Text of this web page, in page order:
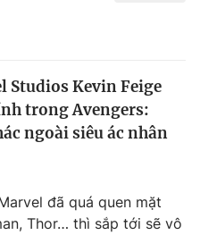
Studios Kevin Feige
trong Avengers:
ngoài siêu ác nhân
đã quá quen mặt
Thor… thì sắp tới sẽ vô